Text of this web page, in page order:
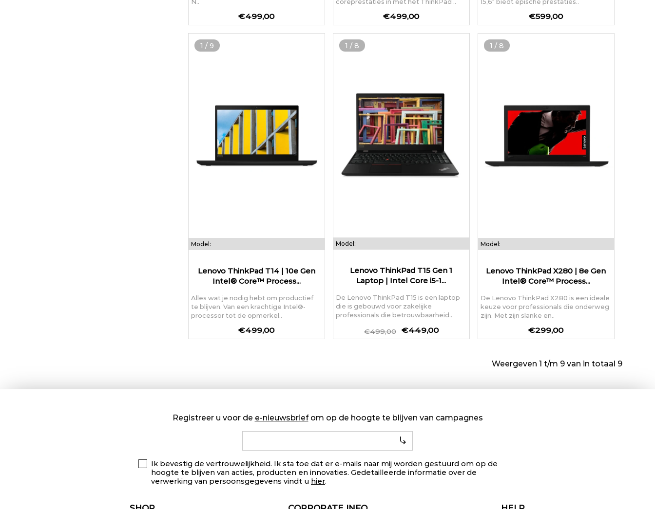
€499,00 €499,00 €599,00
1 / 9
Model:
Lenovo ThinkPad T14 | 10e Gen
Intel® Core™ Process...
Alles wat je nodig hebt om productief
te blijven. Van een krachtige Intel®-
processor tot de opmerkel..
€499,00
1 / 8
Model:
Lenovo ThinkPad T15 Gen 1
Laptop | Intel Core i5-1...
De Lenovo ThinkPad T15 is een laptop
die is gebouwd voor zakelijke
professionals die betrouwbaarheid..
€499,00 €449,00
1 / 8
Model:
Lenovo ThinkPad X280 | 8e Gen
Intel® Core™ Process...
De Lenovo ThinkPad X280 is een ideale
keuze voor professionals die onderweg
zijn. Met zijn slanke en..
€299,00
Weergeven 1 t/m 9 van in totaal 9
Registreer u voor de e-nieuwsbriefom op de hoogte te blijven van campagnes
Ik bevestig de vertrouwelijkheid. Ik sta toe dat er e-mails naar mij worden gestuurd om op de
hoogte te blijven van acties, producten en innovaties. Gedetailleerde informatie over de
verwerking van persoonsgegevens vindt u hier.